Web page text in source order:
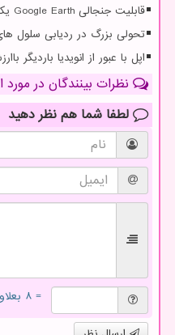
قابلیت جنجالی Google Earth یکروز بعد از عرضه غیرفعال شد
تحولی بزرگ در ردیابی سلول
اپل با عبور از انویدیا
نظرات بینندگان در
لطفا شما هم نظر دهید
= ۸ بعلاوه ۴